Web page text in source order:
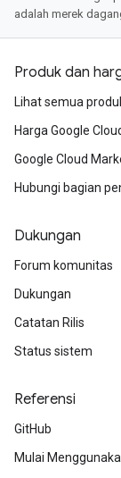
adalah merek
Produk dan
Lihat semua
Harga Google
Google Cloud
Hubungi bagian
Dukungan
Forum komunitas
Dukungan
Catatan Rilis
Status sistem
Referensi
GitHub
Mulai